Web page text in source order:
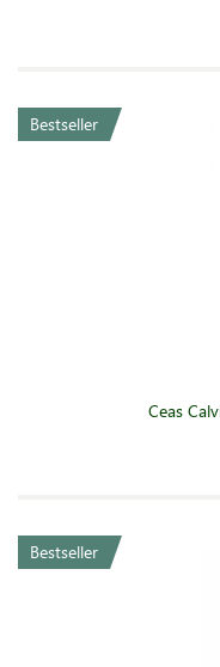
Bestseller
Ceas
Bestseller